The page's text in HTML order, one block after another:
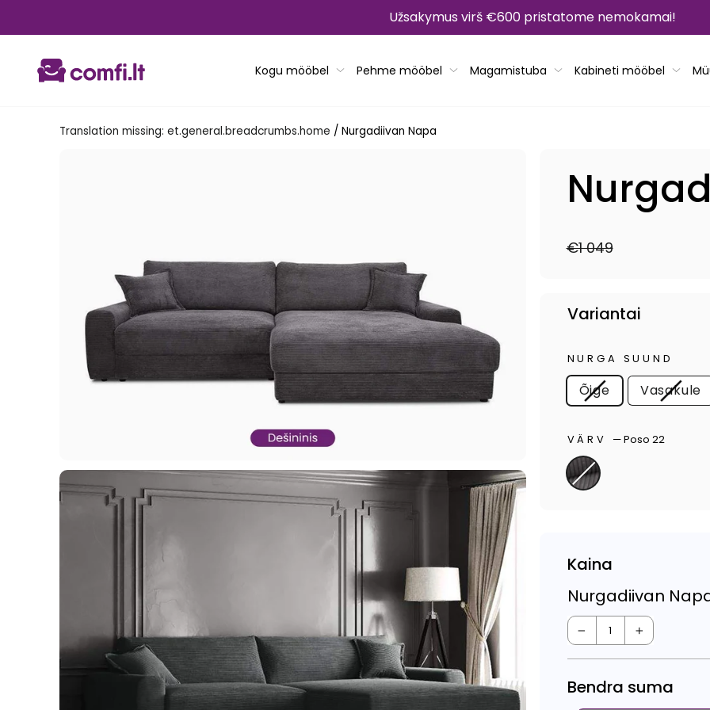
Užsakymus virš €600 pristatome nemokamai!
Kogu mööbel Pehme mööbel Magamistuba Kabineti mööbel
Translation missing: et.general.breadcrumbs.home / Nurgadiivan Napa
€1 049
Variantai
NURGA SUUND
Õige Vasakule
VÄRV —Poso 22
Kaina
Nurgadiivan
− +
Bendra suma